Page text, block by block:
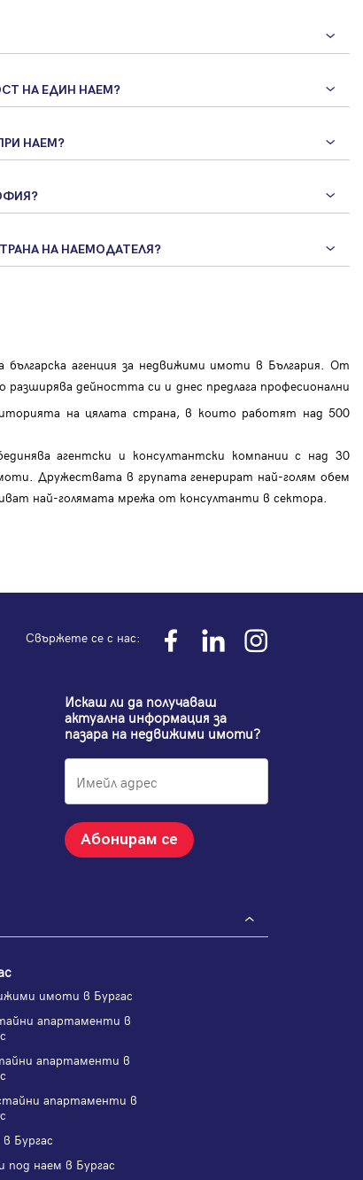
НА ЕДИН НАЕМ?
НАЕМ?
НА НАЕМОДАТЕЛЯ?
агенция за недвижими имоти в България. От
дейността си и днес предлага професионални
на цялата страна, в които работят над 500
агентски и консултантски компании с над 30
Дружествата в групата генерират най-голям обем
най-голямата мрежа от консултанти в сектора.
Свържете се с нас:
Искаш ли да получаваш
актуална информация за
пазара на недвижими имоти?
Абонирам се
имоти в Бургас
апартаменти в
апартаменти в
апартаменти в
Бургас
под наем в Бургас